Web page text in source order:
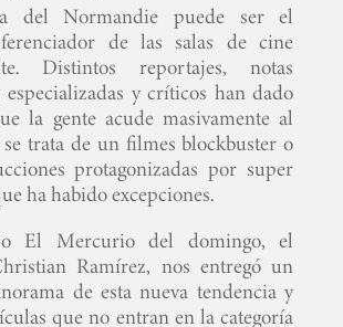
del Normandie puede ser el
de las salas de cine
Distintos reportajes, notas
y críticos han dado
la gente acude masivamente al
trata de un filmes blockbuster o
protagonizadas por super
ha habido excepciones.
El Mercurio del domingo, el
Ramírez, nos entregó un
de esta nueva tendencia y
que no entran en la categoría